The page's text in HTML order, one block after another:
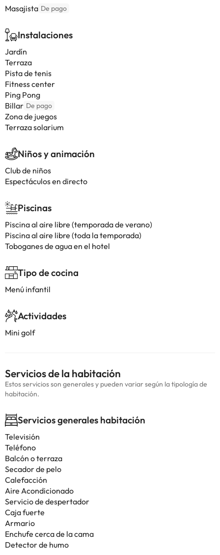
Masajista De pago
Instalaciones
Jardín
Terraza
Pista de tenis
Fitness center
Ping Pong
Billar De pago
Zona de juegos
Terraza solarium
Niños y animación
Club de niños
Espectáculos en directo
Piscinas
Piscina al aire libre (temporada de verano)
Piscina al aire libre (toda la temporada)
Toboganes de agua en el hotel
Tipo de cocina
Menú infantil
Actividades
Mini golf
Servicios de la habitación
Estos servicios son generales y pueden variar según la tipología de
habitación.
Servicios generales habitación
Televisión
Teléfono
Balcón o terraza
Secador de pelo
Calefacción
Aire Acondicionado
Servicio de despertador
Caja fuerte
Armario
Enchufe cerca de la cama
Detector de humo